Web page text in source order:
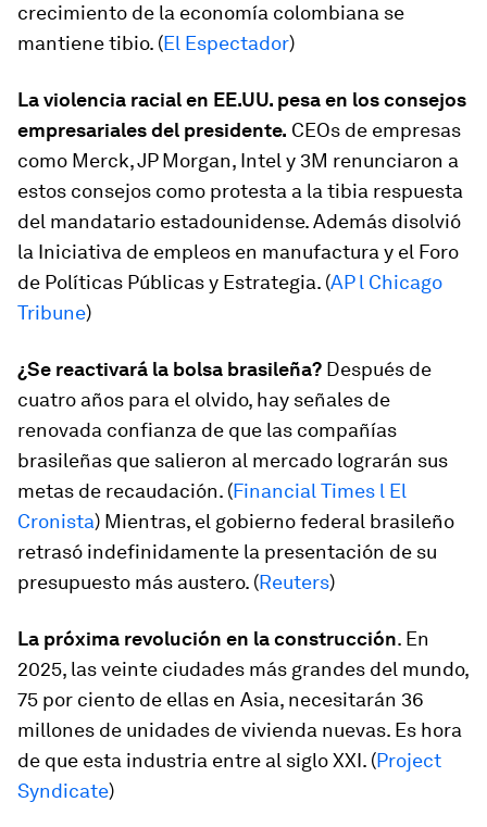
crecimiento de la economía colombiana se
mantiene tibio. (El Espectador)
La violencia racial en EE.UU. pesa en los consejos
empresariales del presidente. CEOs de empresas
como Merck, JP Morgan, Intel y 3M renunciaron a
estos consejos como protesta a la tibia respuesta
del mandatario estadounidense. Además disolvió
la Iniciativa de empleos en manufactura y el Foro
de Políticas Públicas y Estrategia. (AP l Chicago
Tribune)
¿Se reactivará la bolsa brasileña? Después de
cuatro años para el olvido, hay señales de
renovada confianza de que las compañías
brasileñas que salieron al mercado lograrán sus
metas de recaudación. (Financial Times l El
Cronista) Mientras, el gobierno federal brasileño
retrasó indefinidamente la presentación de su
presupuesto más austero. (Reuters)
La próxima revolución en la construcción. En
2025, las veinte ciudades más grandes del mundo,
75 por ciento de ellas en Asia, necesitarán 36
millones de unidades de vivienda nuevas. Es hora
de que esta industria entre al siglo XXI. (Project
Syndicate)